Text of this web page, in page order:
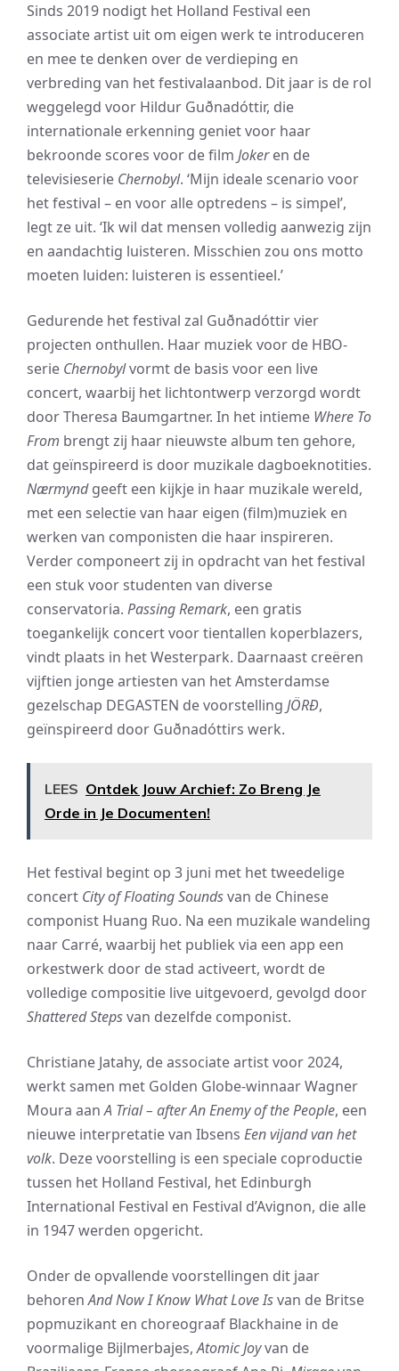
Sinds 2019 nodigt het Holland Festival een
associate artist uit om eigen werk te introduceren
en mee te denken over de verdieping en
verbreding van het festivalaanbod. Dit jaar is de rol
weggelegd voor Hildur Guðnadóttir, die
internationale erkenning geniet voor haar
bekroonde scores voor de film Jokeren de
televisieserie Chernobyl. ‘Mijn ideale scenario voor
het festival – en voor alle optredens – is simpel’,
legt ze uit. ‘Ik wil dat mensen volledig aanwezig zijn
en aandachtig luisteren. Misschien zou ons motto
moeten luiden: luisteren is essentieel.’
Gedurende het festival zal Guðnadóttir vier
projecten onthullen. Haar muziek voor de HBO-
serie Chernobylvormt de basis voor een live
concert, waarbij het lichtontwerp verzorgd wordt
door Theresa Baumgartner. In het intieme Where To
From brengt zij haar nieuwste album ten gehore,
dat geïnspireerd is door muzikale dagboeknotities.
Nærmyndgeeft een kijkje in haar muzikale wereld,
met een selectie van haar eigen (film)muziek en
werken van componisten die haar inspireren.
Verder componeert zij in opdracht van het festival
een stuk voor studenten van diverse
conservatoria. Passing Remark, een gratis
toegankelijk concert voor tientallen koperblazers,
vindt plaats in het Westerpark. Daarnaast creëren
vijftien jonge artiesten van het Amsterdamse
gezelschap DEGASTEN de voorstelling JÖRĐ,
geïnspireerd door Guðnadóttirs werk.
LEES Ontdek Jouw Archief: Zo Breng Je
Orde in Je Documenten!
Het festival begint op 3 juni met het tweedelige
concert City of Floating Soundsvan de Chinese
componist Huang Ruo. Na een muzikale wandeling
naar Carré, waarbij het publiek via een app een
orkestwerk door de stad activeert, wordt de
volledige compositie live uitgevoerd, gevolgd door
Shattered Stepsvan dezelfde componist.
Christiane Jatahy, de associate artist voor 2024,
werkt samen met Golden Globe-winnaar Wagner
Moura aanA Trial – after An Enemy of the People, een
nieuwe interpretatie van Ibsens Een vijand van het
volk. Deze voorstelling is een speciale coproductie
tussen het Holland Festival, het Edinburgh
International Festival en Festival d’Avignon, die alle
in 1947 werden opgericht.
Onder de opvallende voorstellingen dit jaar
behorenAnd Now I Know What Love Isvan de Britse
popmuzikant en choreograaf Blackhaine in de
voormalige Bijlmerbajes,Atomic Joyvan de